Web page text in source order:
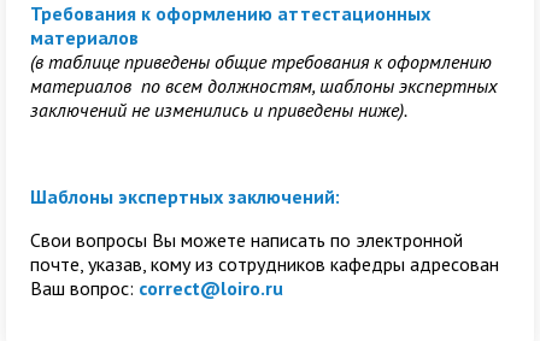
Требования к оформлению аттестационных
материалов
(в таблице приведены общие требования к оформлению
материалов по всем должностям, шаблоны экспертных
заключений не изменились и приведены ниже).
Шаблоны экспертных заключений:
Свои вопросы Вы можете написать по электронной
почте, указав, кому из сотрудников кафедры адресован
Ваш вопрос: correct@loiro.ru